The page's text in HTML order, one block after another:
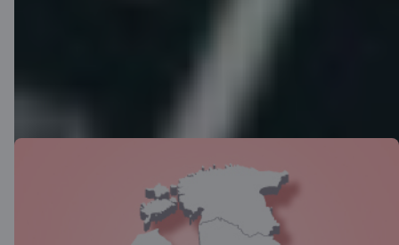
Aktualitātes